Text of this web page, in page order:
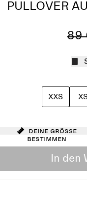
PULLOVER
89
XXS XS
Deine Größe
bestimmen
In den